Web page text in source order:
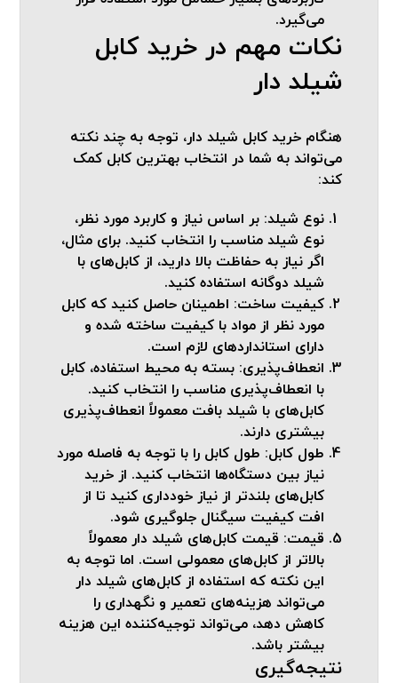
می‌گیرد.
نکات مهم در خرید کابل
شیلد دار
هنگام خرید کابل شیلد دار، توجه به چند نکته
می‌تواند به شما در انتخاب بهترین کابل کمک
کند:
نوع شیلد: بر اساس نیاز و کاربرد مورد نظر،
نوع شیلد مناسب را انتخاب کنید. برای مثال،
اگر نیاز به حفاظت بالا دارید، از کابل‌های با
شیلد دوگانه استفاده کنید.
کیفیت ساخت: اطمینان حاصل کنید که کابل
مورد نظر از مواد با کیفیت ساخته شده و
دارای استانداردهای لازم است.
انعطاف‌پذیری: بسته به محیط استفاده، کابل
با انعطاف‌پذیری مناسب را انتخاب کنید.
کابل‌های با شیلد بافت معمولاً انعطاف‌پذیری
بیشتری دارند.
طول کابل: طول کابل را با توجه به فاصله مورد
نیاز بین دستگاه‌ها انتخاب کنید. از خرید
کابل‌های بلندتر از نیاز خودداری کنید تا از
افت کیفیت سیگنال جلوگیری شود.
قیمت: قیمت کابل‌های شیلد دار معمولاً
بالاتر از کابل‌های معمولی است. اما توجه به
این نکته که استفاده از کابل‌های شیلد دار
می‌تواند هزینه‌های تعمیر و نگهداری را
کاهش دهد، می‌تواند توجیه‌کننده این هزینه
بیشتر باشد.
نتیجه‌گیری